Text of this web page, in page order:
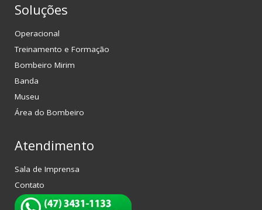
Soluções
Operacional
Treinamento e Formação
Bombeiro Mirim
Banda
Museu
Área do Bombeiro
Atendimento
Sala de Imprensa
Contato